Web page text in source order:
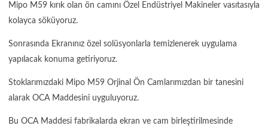
Mipo M59 kırık olan ön camını Özel Endüstriyel Makineler vasıtasıyla
kolayca söküyoruz.
Sonrasında Ekranınız özel solüsyonlarla temizlenerek uygulama
yapılacak konuma getiriyoruz.
Stoklarımızdaki Mipo M59 Orjinal Ön Camlarımızdan bir tanesini
alarak OCA Maddesini uyguluyoruz.
Bu OCA Maddesi fabrikalarda ekran ve cam birleştirilmesinde